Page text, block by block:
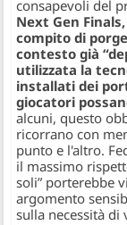
consapevoli del
Next Gen
compito di
contesto già
utilizzata la
installati dei
giocatori
alcuni, questo
ricorrano con
punto e l'altro.
il massimo
soli” porterebbe
argomento
sulla necessità di